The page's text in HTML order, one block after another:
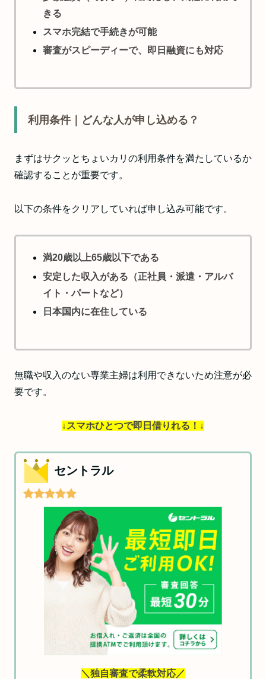
きる
スマホ完結で手続きが可能
審査がスピーディーで、即日融資にも対応
利用条件｜どんな人が申し込める？
まずはサクッとちょいカリの利用条件を満たしているか
確認することが重要です。
以下の条件をクリアしていれば申し込み可能です。
満20歳以上65歳以下である
安定した収入がある（正社員・派遣・アルバ
イト・パートなど）
日本国内に在住している
無職や収入のない専業主婦は利用できないため注意が必
要です。
↓スマホひとつで即日借りれる！↓
セントラル
＼独自審査で柔軟対応／